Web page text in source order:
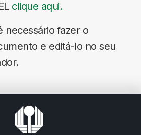
clique aqui.
necessário fazer o
e editá-lo no seu